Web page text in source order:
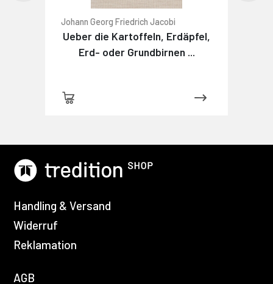
Johann Georg Friedrich Jacobi
Ueber die Kartoffeln, Erdäpfel,
Erd- oder Grundbirnen ...
Handling & Versand
Widerruf
Reklamation
AGB